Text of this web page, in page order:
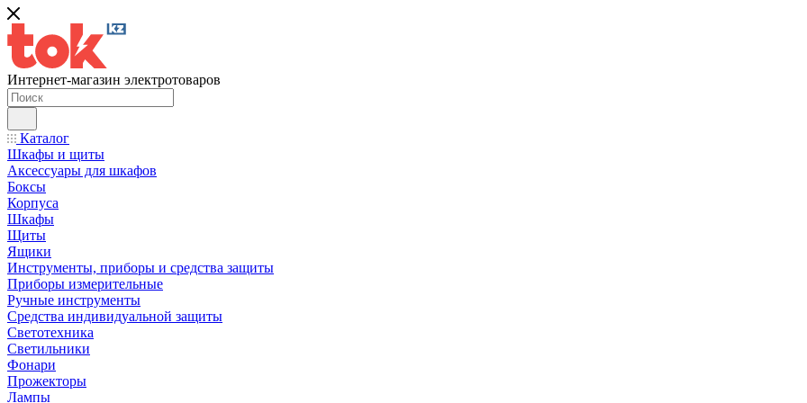
Интернет-магазин электротоваров
Каталог
Шкафы и щиты
Аксессуары для шкафов
Боксы
Корпуса
Шкафы
Щиты
Ящики
Инструменты, приборы и средства защиты
Приборы измерительные
Ручные инструменты
Средства индивидуальной защиты
Светотехника
Светильники
Фонари
Прожекторы
Лампы